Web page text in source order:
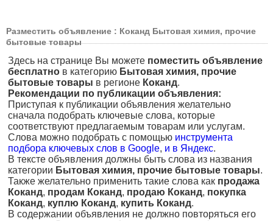
Разместить объявление : Коканд Бытовая химия, прочие
бытовые товары
Здесь на странице Вы можете поместить объявление
бесплатно в категорию Бытовая химия, прочие
бытовые товары в регионе Коканд.
Рекомендации по публикации объявления:
Приступая к публикации объявления желательно
сначала подобрать ключевые слова, которые
соответствуют предлагаемым товарам или услугам.
Слова можно подобрать с помощью инструмента
подбора ключевых слов в Google, и в Яндекс.
В тексте объявления должны быть слова из названия
категории Бытовая химия, прочие бытовые товары.
Также желательно применить такие слова как продажа
Коканд, продам Коканд, продаю Коканд, покупка
Коканд, куплю Коканд, купить Коканд.
В содержании объявления не должно повторяться его